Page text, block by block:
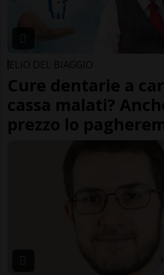
ELIO DEL BIAGGIO
Cure dentarie a
cassa malati?
prezzo lo